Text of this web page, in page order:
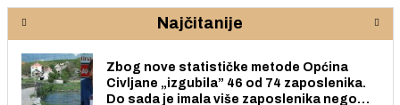
Najčitanije
Zbog nove statističke metode Općina
Civljane „izgubila” 46 od 74 zaposlenika.
Do sada je imala više zaposlenika nego